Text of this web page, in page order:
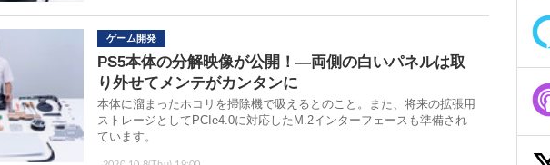
ゲーム開発
PS5本体の分解映像が公開！―両側の白いパネルは取
り外せてメンテがカンタンに
本体に溜まったホコリを掃除機で吸えるとのこと。また、将来の拡張用
ストレージとしてPCIe4.0に対応したM.2インターフェースも準備され
ています。